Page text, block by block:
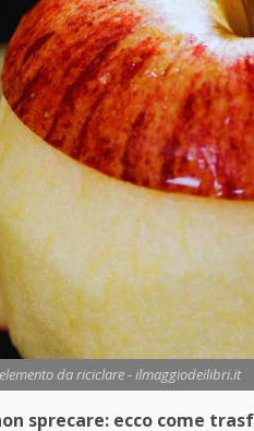
da riciclare - ilmaggiodeilibri.it
sprecare: ecco come